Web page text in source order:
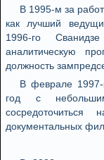
В 1995-м за
как лучший
1996-го
аналитическую
должность
В феврале 1997-
год с
документальных